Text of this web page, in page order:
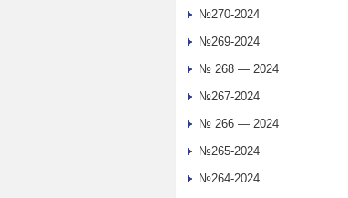
№270-2024
№269-2024
№ 268 — 2024
№267-2024
№ 266 — 2024
№265-2024
№264-2024